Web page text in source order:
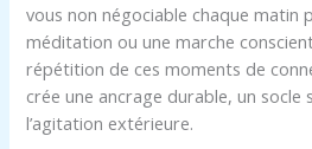
vous non négociable chaque matin
méditation ou une marche
répétition de ces moments de
crée une ancrage durable, un
l’agitation extérieure.